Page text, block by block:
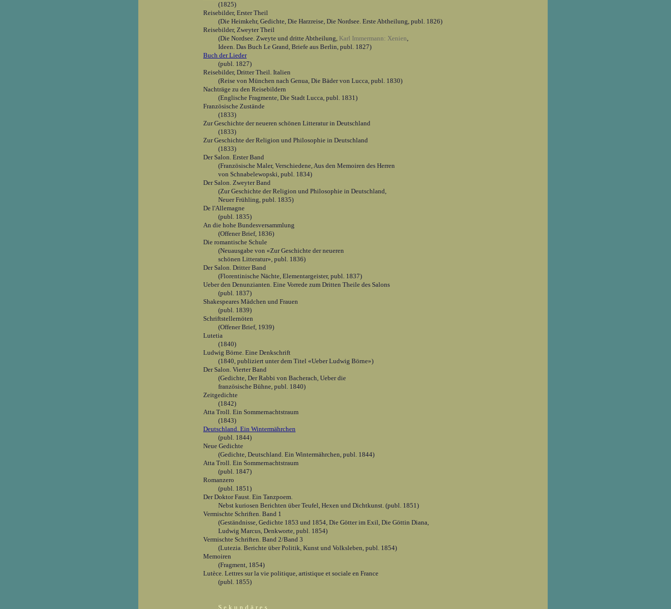
(1825)
Reisebilder, Erster Theil
(Die Heimkehr, Gedichte, Die Harzreise, Die Nordsee. Erste Abtheilung, publ. 1826)
Reisebilder, Zweyter Theil
(Die Nordsee. Zweyte und dritte Abtheilung, Karl Immermann: Xenien,
Ideen. Das Buch Le Grand, Briefe aus Berlin, publ. 1827)
Buch der Lieder
(publ. 1827)
Reisebilder, Dritter Theil. Italien
(Reise von München nach Genua, Die Bäder von Lucca, publ. 1830)
Nachträge zu den Reisebildern
(Englische Fragmente, Die Stadt Lucca, publ. 1831)
Französische Zustände
(1833)
Zur Geschichte der neueren schönen Litteratur in Deutschland
(1833)
Zur Geschichte der Religion und Philosophie in Deutschland
(1833)
Der Salon. Erster Band
(Französische Maler, Verschiedene, Aus den Memoiren des Herren
von Schnabelewopski, publ. 1834)
Der Salon. Zweyter Band
(Zur Geschichte der Religion und Philosophie in Deutschland,
Neuer Frühling, publ. 1835)
De l'Allemagne
(publ. 1835)
An die hohe Bundesversammlung
(Offener Brief, 1836)
Die romantische Schule
(Neuausgabe von «Zur Geschichte der neueren
schönen Litteratur», publ. 1836)
Der Salon. Dritter Band
(Florentinische Nächte, Elementargeister, publ. 1837)
Ueber den Denunzianten. Eine Vorrede zum Dritten Theile des Salons
(publ. 1837)
Shakespeares Mädchen und Frauen
(publ. 1839)
Schriftstellernöten
(Offener Brief, 1939)
Lutetia
(1840)
Ludwig Börne. Eine Denkschrift
(1840, publiziert unter dem Titel «Ueber Ludwig Börne»)
Der Salon. Vierter Band
(Gedichte, Der Rabbi von Bacherach, Ueber die
französische Bühne, publ. 1840)
Zeitgedichte
(1842)
Atta Troll. Ein Sommernachtstraum
(1843)
Deutschland. Ein Wintermährchen
(publ. 1844)
Neue Gedichte
(Gedichte, Deutschland. Ein Wintermährchen, publ. 1844)
Atta Troll. Ein Sommernachtstraum
(publ. 1847)
Romanzero
(publ. 1851)
Der Doktor Faust. Ein Tanzpoem.
Nebst kuriosen Berichten über Teufel, Hexen und Dichtkunst. (publ. 1851)
Vermischte Schriften. Band 1
(Geständnisse, Gedichte 1853 und 1854, Die Götter im Exil, Die Göttin Diana,
Ludwig Marcus, Denkworte, publ. 1854)
Vermischte Schriften. Band 2/Band 3
(Lutezia. Berichte über Politik, Kunst und Volksleben, publ. 1854)
Memoiren
(Fragment, 1854)
Lutèce. Lettres sur la vie politique, artistique et sociale en France
(publ. 1855)
Sekundäres